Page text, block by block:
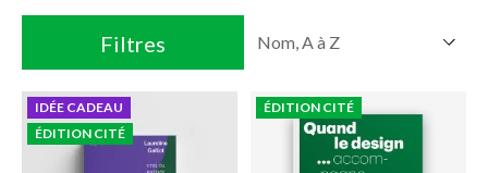
Filtres
IDÉE CADEAU
ÉDITION CITÉ
ÉDITION CITÉ